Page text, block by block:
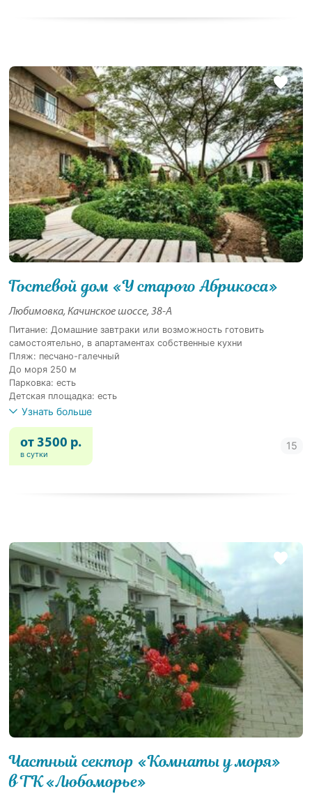
Гостевой дом «У старого Абрикоса»
Любимовка, Качинское шоссе, 38-А
Питание: Домашние завтраки или возможность готовить
самостоятельно, в апартаментах собственные кухни
Пляж: песчано-галечный
До моря 250 м
Парковка: есть
Детская площадка: есть
Узнать больше
от 3500 р.
в сутки
Частный сектор «Комнаты у моря»
в ТК «Любоморье»